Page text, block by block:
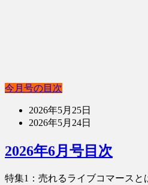
今月号の目次
2026年5月25日
2026年5月24日
2026年6月号目次
特集1：売れるライブコマースと